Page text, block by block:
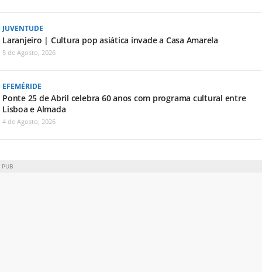
JUVENTUDE
Laranjeiro | Cultura pop asiática invade a Casa Amarela
5 de Agosto, 2026
EFEMÉRIDE
Ponte 25 de Abril celebra 60 anos com programa cultural entre
Lisboa e Almada
4 de Agosto, 2026
PUB